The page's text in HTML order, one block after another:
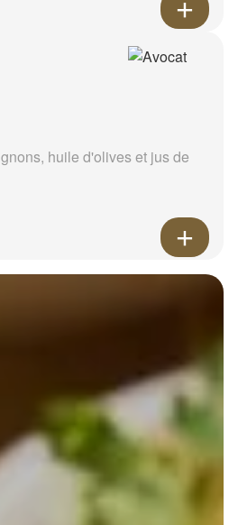
huile d'olives et jus de